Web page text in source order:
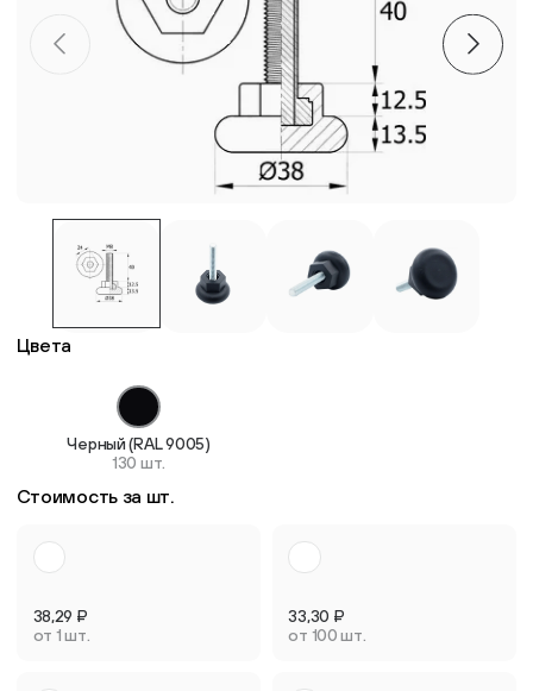
Цвета
Черный (RAL 9005)
130 шт.
Стоимость за шт.
38,29 ₽
от 1 шт.
33,30 ₽
от 100 шт.
Пластиковые столешницы для школьных парт
Комплектующие для мебели
Система выравнивания плитки
Дюбель